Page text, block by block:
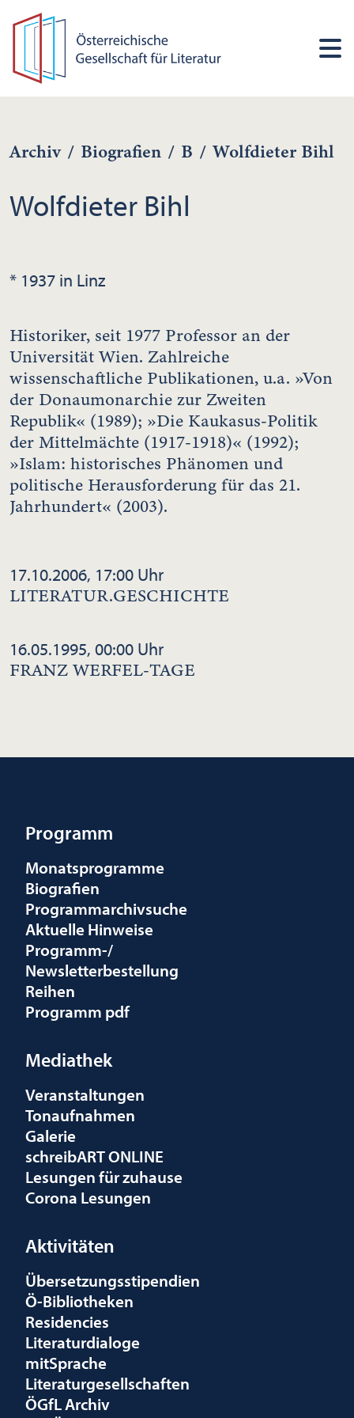
Archiv / Biografien / B / Wolfdieter Bihl
Wolfdieter Bihl
* 1937 in Linz
Historiker, seit 1977 Professor an der
Universität Wien. Zahlreiche
wissenschaftliche Publikationen, u.a. »Von
der Donaumonarchie zur Zweiten
Republik« (1989); »Die Kaukasus-Politik
der Mittelmächte (1917-1918)« (1992);
»Islam: historisches Phänomen und
politische Herausforderung für das 21.
Jahrhundert« (2003).
17.10.2006, 17:00 Uhr
LITERATUR.GESCHICHTE
16.05.1995, 00:00 Uhr
FRANZ WERFEL-TAGE
Programm
Monatsprogramme
Biografien
Programmarchivsuche
Aktuelle Hinweise
Programm-/
Newsletterbestellung
Reihen
Programm pdf
Mediathek
Veranstaltungen
Tonaufnahmen
Galerie
schreibART ONLINE
Lesungen für zuhause
Corona Lesungen
Aktivitäten
Übersetzungsstipendien
Ö-Bibliotheken
Residencies
Literaturdialoge
mitSprache
Literaturgesellschaften
ÖGfL Archiv